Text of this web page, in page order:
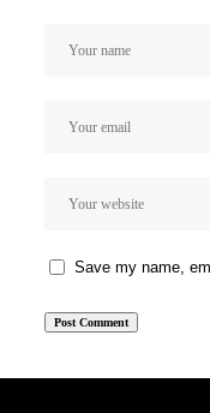
Save my name,